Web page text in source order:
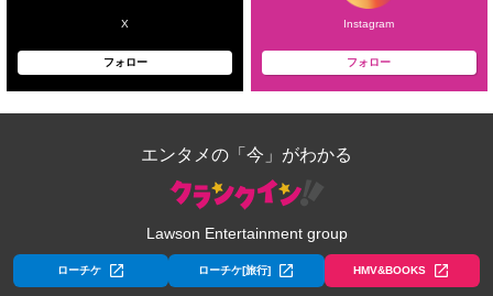
X
フォロー
Instagram
フォロー
エンタメの「今」がわかる
Lawson Entertainment group
ローチケ ローチケ[旅行] HMV&BOOKS